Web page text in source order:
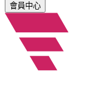
會員中心